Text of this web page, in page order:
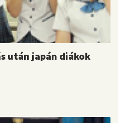
után japán diákok